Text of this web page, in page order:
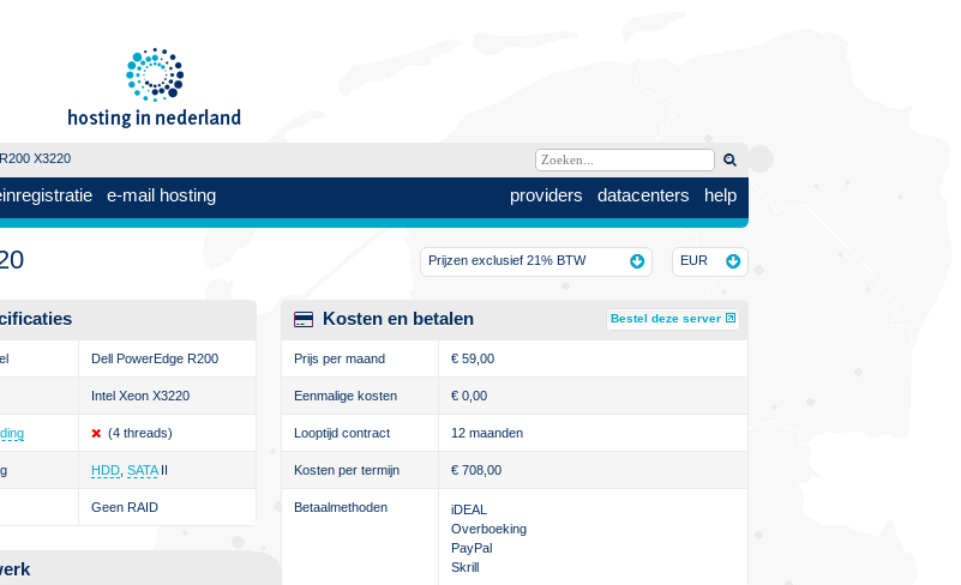
X3220
providers datacenters help
e-mail hosting
EUR
Prijzen exclusief 21% BTW
Dell PowerEdge R200
Intel Xeon X3220
(4 threads)
HDD SATAII
Geen RAID
Kosten en betalen Bestel deze server
Prijs per maand € 59,00
Eenmalige kosten € 0,00
Looptijd contract 12 maanden
Kosten per termijn € 708,00
Betaalmethoden
iDEAL
Overboeking
PayPal
Skrill